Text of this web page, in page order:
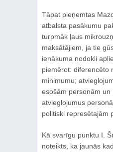
Tāpat pieņemtas
atbalsta pasākumu
turpmāk ļaus
maksātājiem, ja tie
ienākuma nodokli
piemērot: diferencēto
minimumu;
esošām personām un
atvieglojumus
politiski represētajām
Kā svarīgu punktu I.
noteikts, ka jaunās